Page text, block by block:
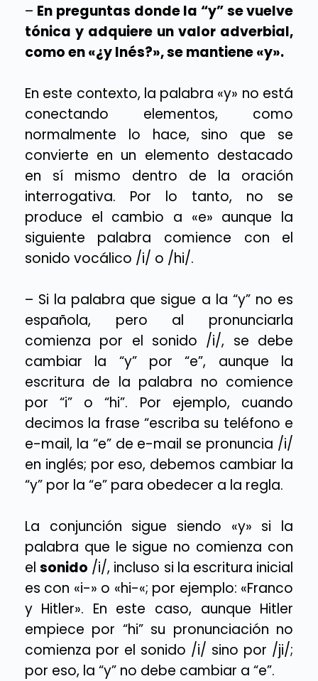
– En preguntas donde la “y” se vuelve
tónica y adquiere un valor adverbial,
como en «¿y Inés?», se mantiene «y».
En este contexto, la palabra «y» no está
conectando elementos, como
normalmente lo hace, sino que se
convierte en un elemento destacado
en sí mismo dentro de la oración
interrogativa. Por lo tanto, no se
produce el cambio a «e» aunque la
siguiente palabra comience con el
sonido vocálico /i/ o /hi/.
– Si la palabra que sigue a la “y” no es
española, pero al pronunciarla
comienza por el sonido /i/, se debe
cambiar la “y” por “e”, aunque la
escritura de la palabra no comience
por “i” o “hi”. Por ejemplo, cuando
decimos la frase “escriba su teléfono e
e-mail, la “e” de e-mail se pronuncia /i/
en inglés; por eso, debemos cambiar la
“y” por la “e” para obedecer a la regla.
La conjunción sigue siendo «y» si la
palabra que le sigue no comienza con
elsonido /i/, incluso si la escritura inicial
es con «i-» o «hi-«; por ejemplo: «Franco
y Hitler». En este caso, aunque Hitler
empiece por “hi” su pronunciación no
comienza por el sonido /i/ sino por /ji/;
por eso, la “y” no debe cambiar a “e”.